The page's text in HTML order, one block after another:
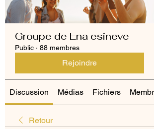
Groupe de Ena esineve
Public · 88 membres
Rejoindre
Discussion Médias Fichiers Membres
Retour